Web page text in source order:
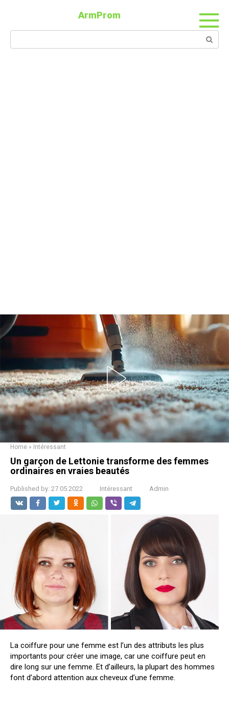
ArmProm
Home » Intéressant
Un garçon de Lettonie transforme des femmes
ordinaires en vraies beautés
Published by: 27.05.2022 Intéressant Admin
La coiffure pour une femme est l’un des attributs les plus
importants pour créer une image, car une coiffure peut en
dire long sur une femme. Et d’ailleurs, la plupart des hommes
font d’abord attention aux cheveux d’une femme.